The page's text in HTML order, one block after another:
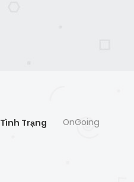
Tình Trạng OnGoing